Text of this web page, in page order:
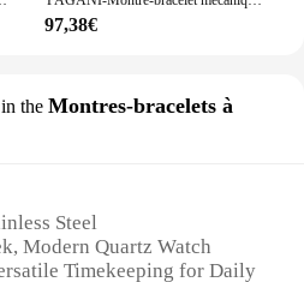
97,38€
the Montres-bracelets à
Steel
Modern Quartz Watch
Timekeeping for Daily